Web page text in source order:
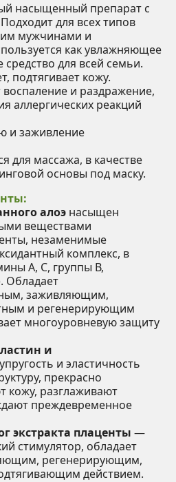
насыщенный препарат с
для всех типов
мужчинами и
как увлажняющее
для всей семьи.
подтягивает кожу.
и раздражение,
аллергических реакций
и заживление
для массажа, в качестве
основы под маску.
алоэ насыщен
веществами
незаменимые
комплекс, в
А, С, группы В,
Обладает
заживляющим,
и регенерирующим
многоуровневую защиту
и
и эластичность
прекрасно
кожу, разглаживают
преждевременное
экстракта плаценты —
стимулятор, обладает
регенерирующим,
действием.